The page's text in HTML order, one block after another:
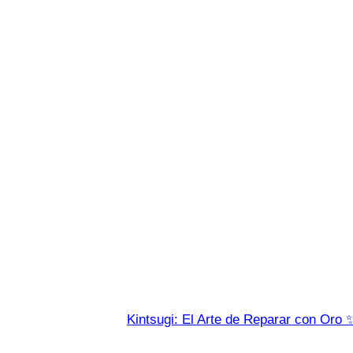
Kintsugi: El Arte de Reparar con Oro